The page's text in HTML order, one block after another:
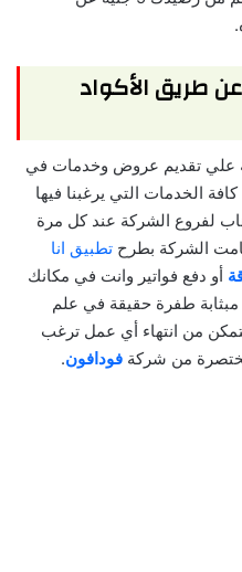
طريق الأكواد
علي تقديم عروض وخدمات في
الخدمات التي يرغبنا فيها
لفروع الشركة عند كل مرة
الشركة بطرح تطبيق انا
أو دفع فواتير وانت في مكانك
مبثابة طفرة حقيقة في علم
من انتهاء أي عمل ترغب
من شركة فودافون.